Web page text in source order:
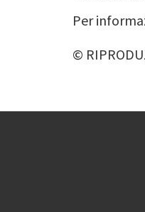
Per
©